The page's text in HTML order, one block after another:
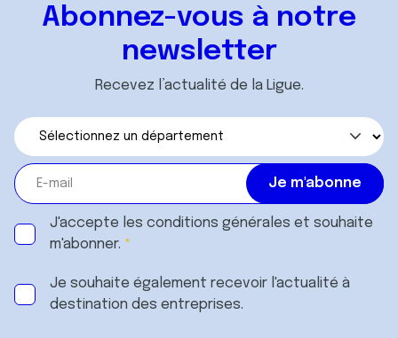
services.
Abonnez-vous à notre
newsletter
Recevez l’actualité de la Ligue.
J'accepte les conditions générales et souhaite
m'abonner.
Je souhaite également recevoir l'actualité à
destination des entreprises.